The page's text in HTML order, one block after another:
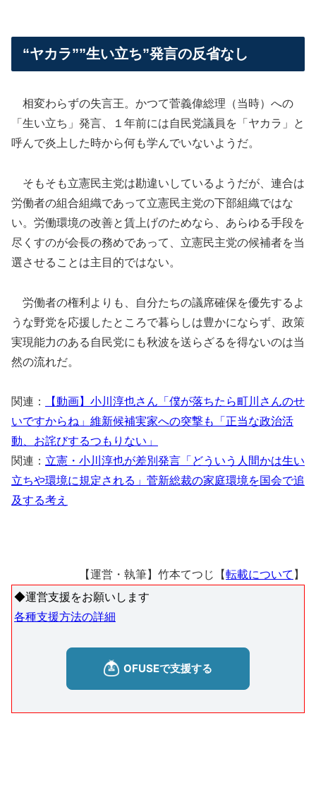
“ヤカラ””生い立ち”発言の反省なし
相変わらずの失言王。かつて菅義偉総理（当時）への
「生い立ち」発言、１年前には自民党議員を「ヤカラ」と
呼んで炎上した時から何も学んでいないようだ。
そもそも立憲民主党は勘違いしているようだが、連合は
労働者の組合組織であって立憲民主党の下部組織ではな
い。労働環境の改善と賃上げのためなら、あらゆる手段を
尽くすのが会長の務めであって、立憲民主党の候補者を当
選させることは主目的ではない。
労働者の権利よりも、自分たちの議席確保を優先するよ
うな野党を応援したところで暮らしは豊かにならず、政策
実現能力のある自民党にも秋波を送らざるを得ないのは当
然の流れだ。
関連：
【動画】小川淳也さん「僕が落ちたら町川さんのせ
いですからね」維新候補実家への突撃も「正当な政治活
動、お詫びするつもりない」
関連： 立憲・小川淳也が差別発言「どういう人間かは生い
立ちや環境に規定される」菅新総裁の家庭環境を国会で追
及する考え
【運営・執筆】竹本てつじ【転載について 】
◆運営支援をお願いします
各種支援方法の詳細